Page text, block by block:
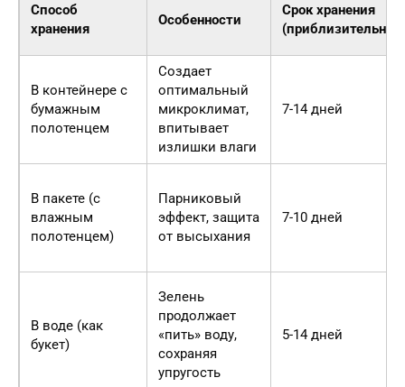
Способ
хранения
Особенности
Срок хранения
(приблизительно)
В контейнере с
бумажным
полотенцем
Создает
оптимальный
микроклимат,
впитывает
излишки влаги
7-14 дней
В пакете (с
влажным
полотенцем)
Парниковый
эффект, защита
от высыхания
7-10 дней
В воде (как
букет)
Зелень
продолжает
«пить» воду,
сохраняя
упругость
5-14 дней